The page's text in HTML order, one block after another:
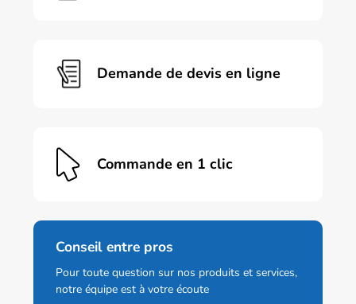
Demande de devis en ligne
Commande en 1 clic
Conseil entre pros
Pour toute question sur nos produits et services,
notre équipe est à votre écoute